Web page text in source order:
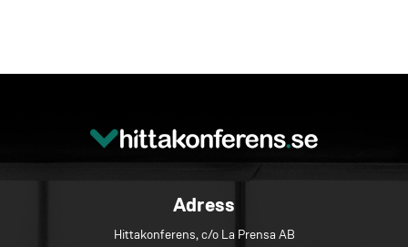
Adress
Hittakonferens, c/o La Prensa AB